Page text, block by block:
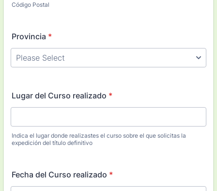
Código Postal
Provincia *
Lugar del Curso realizado *
Indica el lugar donde realizastes el curso sobre el que solicitas la
expedición del título definitivo
Fecha del Curso realizado *